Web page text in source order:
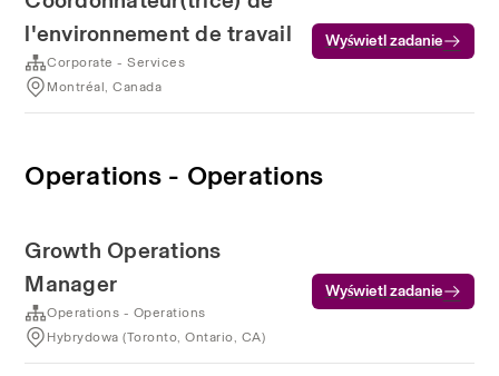
l'environnement de travail
Corporate - Services
Montréal, Canada
Wyświetl zadanie
Operations - Operations
Growth Operations
Manager
Operations - Operations
Hybrydowa (Toronto, Ontario, CA)
Wyświetl zadanie